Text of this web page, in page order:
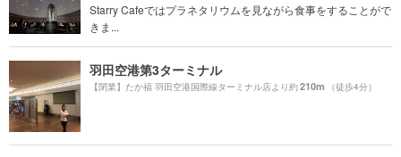
Starry Cafeではプラネタリウムを見ながら食事をすることがで
きま...
羽田空港第3ターミナル
【閉業】たか福 羽田空港国際線ターミナル店より約210m （徒歩4分）